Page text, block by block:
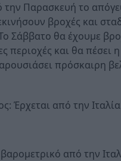
την Παρασκευή το
βροχές και
Σάββατο θα έχουμε
περιοχές και θα πέσει
πρόσκαιρη
Έρχεται από την
από την